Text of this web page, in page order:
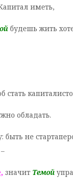
иметь,
будешь жить
стать
обладать.
быть не
значит Темой